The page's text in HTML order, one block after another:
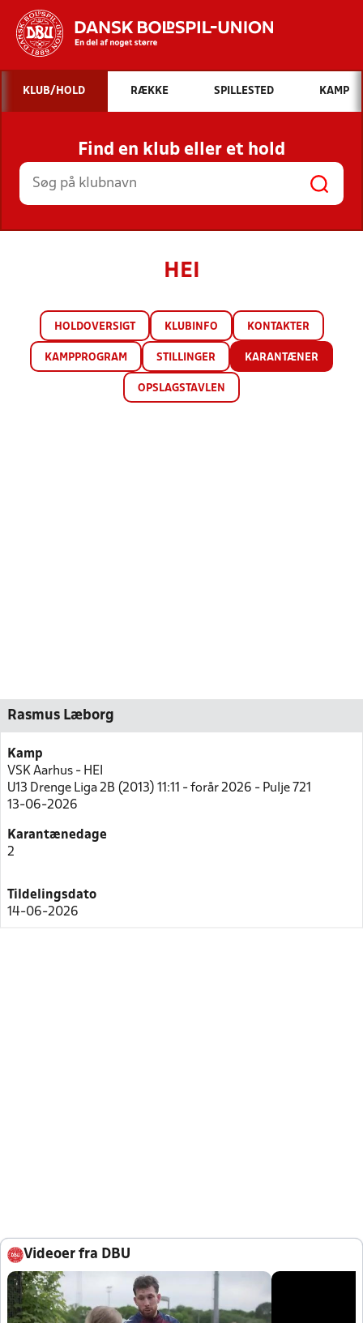
Hvad vil du søge efter?
INDHOLD OG NYHEDER
STILLINGER, RESULTATER, KLUBBER OG
HOLD
KLUB/HOLD RÆKKE SPILLESTED KAMP
Find en klub eller et hold
HEI
HOLDOVERSIGT KLUBINFO KONTAKTER
KAMPPROGRAM STILLINGER KARANTÆNER
OPSLAGSTAVLEN
Rasmus Læborg
Kamp
VSK Aarhus - HEI
U13 Drenge Liga 2B (2013) 11:11 - forår 2026 - Pulje 721
13-06-2026
Karantænedage
2
Tildelingsdato
14-06-2026
Videoer fra DBU